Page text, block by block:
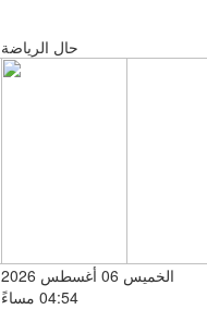
حال الرياضة
الخميس 06 أغسطس 2026
04:54 مساءً